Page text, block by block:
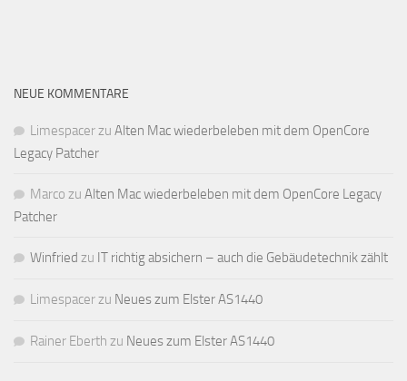
NEUE KOMMENTARE
Limespacerzu Alten Mac wiederbeleben mit dem OpenCore
Legacy Patcher
Marco zu Alten Mac wiederbeleben mit dem OpenCore Legacy
Patcher
Winfried zu IT richtig absichern – auch die Gebäudetechnik zählt
Limespacerzu Neues zum Elster AS1440
Rainer Eberth zu Neues zum Elster AS1440